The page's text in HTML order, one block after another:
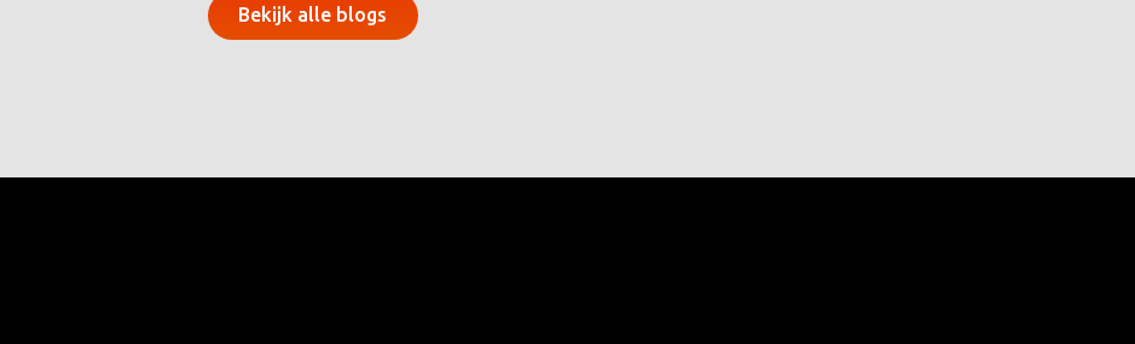
Bekijk alle blogs